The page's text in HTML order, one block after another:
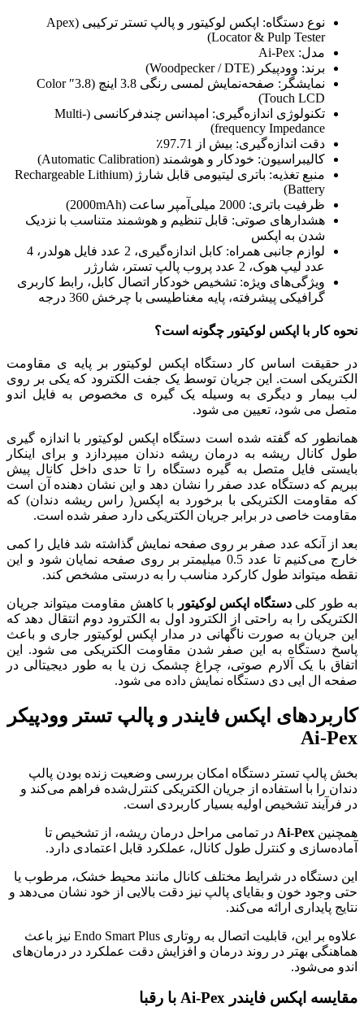
نوع دستگاه: اپکس لوکیتور و پالپ تستر ترکیبی (Apex
Locator & Pulp Tester)
مدل: Ai-Pex
برند: وودپیکر (Woodpecker / DTE)
نمایشگر: صفحه‌نمایش لمسی رنگی 3.8 اینچ (3.8″ Color
Touch LCD)
تکنولوژی اندازه‌گیری: امپدانس چندفرکانسی (Multi-
frequency Impedance)
دقت اندازه‌گیری: بیش از 97.71٪
کالیبراسیون: خودکار و هوشمند (Automatic Calibration)
منبع تغذیه: باتری لیتیومی قابل شارژ (Rechargeable Lithium
Battery)
ظرفیت باتری: 2000 میلی‌آمپر ساعت (2000mAh)
هشدارهای صوتی: قابل تنظیم و هوشمند متناسب با نزدیک
شدن به اپکس
لوازم جانبی همراه: کابل اندازه‌گیری، 2 عدد فایل هولدر، 4
عدد لیپ هوک، 2 عدد پروب پالپ تستر، شارژر
ویژگی‌های ویژه: تشخیص خودکار اتصال کابل، رابط کاربری
گرافیکی پیشرفته، پایه مغناطیسی با چرخش 360 درجه
نحوه کار با اپکس لوکیتور چگونه است؟
در حقیقت اساس کار دستگاه اپکس لوکیتور بر پایه ‌ی مقاومت
الکتریکی است. این جریان توسط یک جفت الکترود که یکی بر روی
لب بیمار و دیگری به وسیله یک گیره‌ ی مخصوص به فایل اندو
متصل می‌ شود، تعیین می شود.
همانطور که گفته شده است دستگاه اپکس لوکیتور با اندازه گیری
طول کانال ریشه به درمان ریشه دندان میپردازد و برای اینکار
بایستی فایل متصل به گیره دستگاه را تا حدی داخل کانال پیش
ببریم که دستگاه عدد صفر را نشان دهد و این نشان دهنده آن است
که مقاومت الکتریکی با برخورد به اپکس( راس ریشه دندان) که
مقاومت خاصی در برابر جریان الکتریکی دارد صفر شده است.
بعد از آنکه عدد صفر بر روی صفحه نمایش گذاشته شد فایل را کمی
خارج می‌کنیم تا عدد 0.5 میلیمتر بر روی صفحه نمایان شود و این
نقطه میتواند طول کارکرد مناسب را به درستی مشخص کند.
به طور کلیدستگاه اپکس لوکیتور
با کاهش مقاومت میتواند جریان
الکتریکی را به راحتی از الکترود اول به الکترود دوم انتقال دهد که
این جریان به‌ صورت ناگهانی در مدار اپکس لوکیتور جاری و باعث
پاسخ دستگاه به این صفر شدن مقاومت الکتریکی می‌ شود. این
اتفاق با یک آلارم صوتی، چراغ چشمک زن یا به‌ طور دیجیتالی در
صفحه ال ایی دی دستگاه نمایش داده می شود.
کاربردهای اپکس فایندر و پالپ تستر وودپیکر
Ai-Pex
بخش پالپ تستر دستگاه امکان بررسی وضعیت زنده بودن پالپ
دندان را با استفاده از جریان الکتریکی کنترل‌شده فراهم می‌کند و
در فرآیند تشخیص اولیه بسیار کاربردی است.
همچنین Ai-Pex در تمامی مراحل درمان ریشه، از تشخیص تا
آماده‌سازی و کنترل طول کانال، عملکرد قابل اعتمادی دارد.
این دستگاه در شرایط مختلف کانال مانند محیط خشک، مرطوب یا
حتی وجود خون و بقایای پالپ نیز دقت بالایی از خود نشان می‌دهد و
نتایج پایداری ارائه می‌کند.
علاوه بر این، قابلیت اتصال به روتاری Endo Smart Plus نیز باعث
هماهنگی بهتر در روند درمان و افزایش دقت عملکرد در درمان‌های
اندو می‌شود.
مقایسه اپکس فایندر Ai-Pex با رقبا